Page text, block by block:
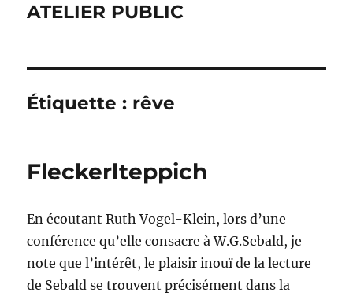
ATELIER PUBLIC
Étiquette : rêve
Fleckerlteppich
En écoutant Ruth Vogel-Klein, lors d’une
conférence qu’elle consacre à W.G.Sebald, je
note que l’intérêt, le plaisir inouï de la lecture
de Sebald se trouvent précisément dans la